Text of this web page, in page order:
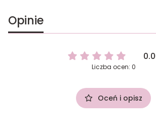
Opinie
Liczba ocen: 0
Oceń i opisz